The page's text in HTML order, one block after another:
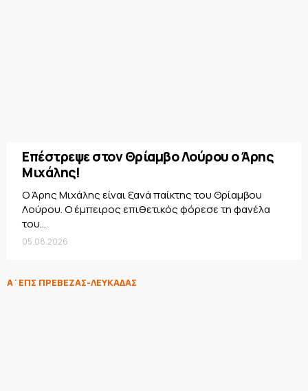
Επέστρεψε στον Θρίαμβο Λούρου ο Άρης
Μιχάλης!
Ο Άρης Μιχάλης είναι ξανά παίκτης του Θρίαμβου
Λούρου. Ο έμπειρος επιθετικός φόρεσε τη φανέλα
του...
05.08.2026
Α΄ΕΠΣ ΠΡΕΒΕΖΑΣ-ΛΕΥΚΑΔΑΣ